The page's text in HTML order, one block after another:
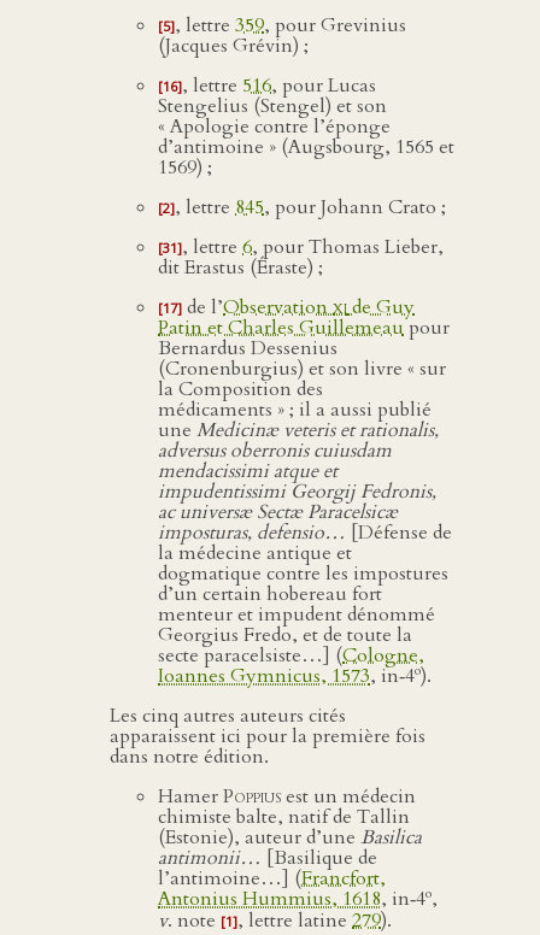
[5], lettre 359, pour Grevinius
(Jacques Grévin) ;
[16], lettre 516, pour Lucas
Stengelius (Stengel) et son
« Apologie contre l’éponge
d’antimoine » (Augsbourg, 1565 et
1569) ;
[2], lettre 845, pour Johann Crato ;
[31], lettre 6, pour Thomas Lieber,
dit Erastus (Éraste) ;
[17] de l’Observationxide Guy
Patin et Charles Guillemeaupour
Bernardus Dessenius
(Cronenburgius) et son livre « sur
la Composition des
médicaments » ; il a aussi publié
une Medicinæ veteris et rationalis,
adversus oberronis cuiusdam
mendacissimi atque et
impudentissimi Georgij Fedronis,
ac universæ Sectæ Paracelsicæ
imposturas, defensio… [Défense de
la médecine antique et
dogmatique contre les impostures
d’un certain hobereau fort
menteur et impudent dénommé
Georgius Fredo, et de toute la
secte paracelsiste…] (Cologne,
Ioannes Gymnicus, 1573, in‑4o).
Les cinq autres auteurs cités
apparaissent ici pour la première fois
dans notre édition.
HamerPoppiusest un médecin
chimiste balte, natif de Tallin
(Estonie), auteur d’une Basilica
antimonii… [Basilique de
l’antimoine…] (Francfort,
Antonius Hummius, 1618, in‑4o,
v. note [1], lettre latine 279).